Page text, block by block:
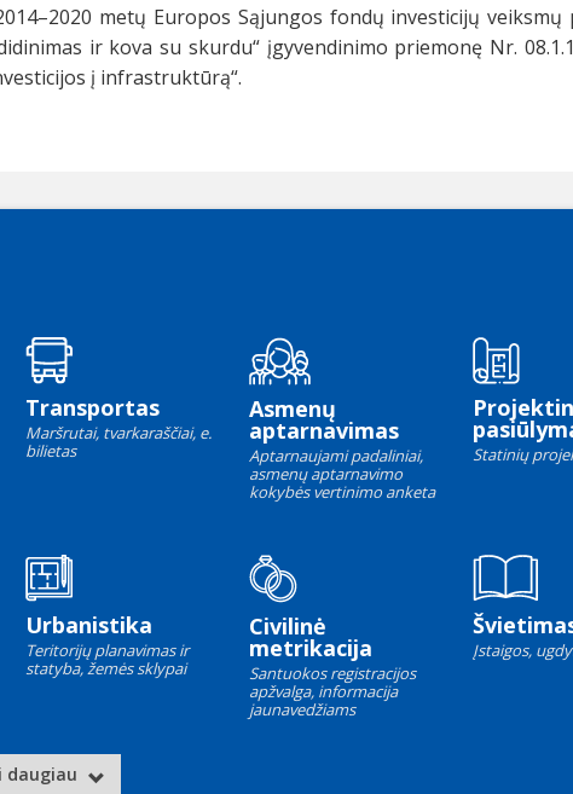
metų Europos Sąjungos fondų investicijų veiksmų
ir kova su skurdu“ įgyvendinimo priemonę Nr.
į infrastruktūrą“.
Transportas
Maršrutai, tvarkaraščiai, e.
bilietas
Asmenų
aptarnavimas
Aptarnaujami padaliniai,
asmenų aptarnavimo
kokybės vertinimo anketa
Statinių
Urbanistika
Teritorijų planavimas ir
statyba, žemės sklypai
Civilinė
metrikacija
Santuokos registracijos
apžvalga, informacija
jaunavedžiams
Įstaigos,
daugiau